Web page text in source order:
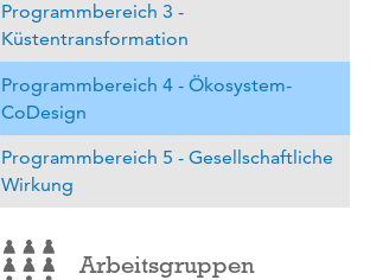
Programmbereich 3 -
Küstentransformation
Programmbereich 4 - Ökosystem-
CoDesign
Programmbereich 5 - Gesellschaftliche
Wirkung
Arbeitsgruppen